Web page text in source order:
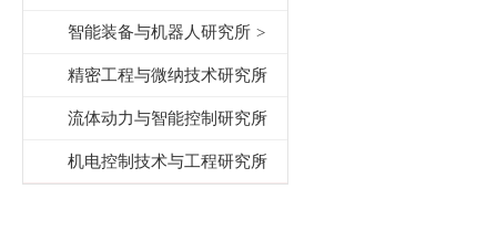
智能装备与机器人研究所
精密工程与微纳技术研究所
流体动力与智能控制研究所
机电控制技术与工程研究所